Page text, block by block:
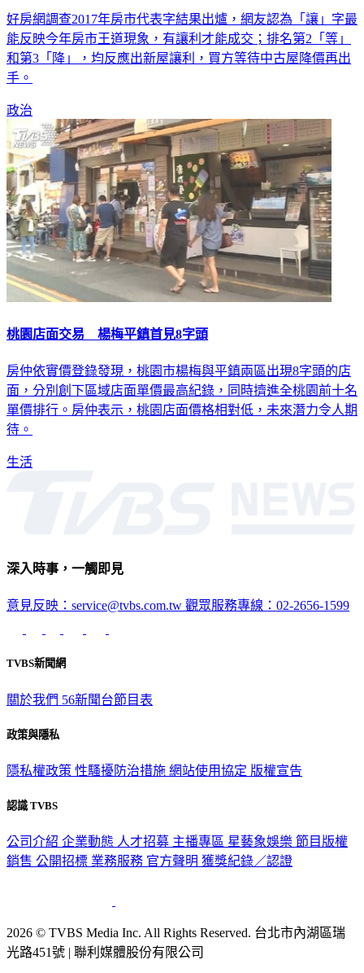
好房網調查2017年房市代表字結果出爐，網友認為「讓」字最
能反映今年房市王道現象，有讓利才能成交；排名第2「等」
和第3「降」，均反應出新屋讓利，買方等待中古屋降價再出
手。
政治
桃園店面交易 楊梅平鎮首見8字頭
房仲依實價登錄發現，桃園市楊梅與平鎮兩區出現8字頭的店
面，分別創下區域店面單價最高紀錄，同時擠進全桃園前十名
單價排行。房仲表示，桃園店面價格相對低，未來潛力令人期
待。
生活
深入時事，一觸即見
意見反映：service@tvbs.com.tw 觀眾服務專線：02-2656-1599
TVBS新聞網
關於我們 56新聞台節目表
政策與隱私
隱私權政策 性騷擾防治措施 網站使用協定 版權宣告
認識 TVBS
公司介紹 企業動態 人才招募 主播專區 星藝象娛樂 節目版權
銷售 公開招標 業務服務 官方聲明 獲獎紀錄／認證
2026 © TVBS Media Inc. All Rights Reserved. 台北市內湖區瑞
光路451號 | 聯利媒體股份有限公司